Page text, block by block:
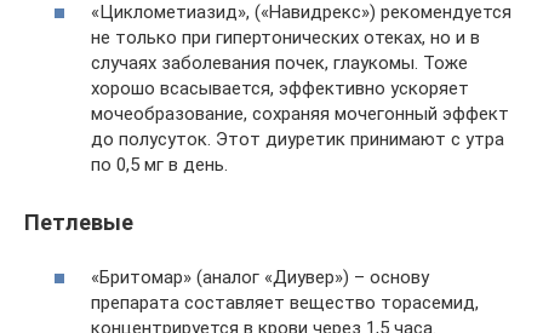
«Циклометиазид», («Навидрекс») рекомендуется
не только при гипертонических отеках, но и в
случаях заболевания почек, глаукомы. Тоже
хорошо всасывается, эффективно ускоряет
мочеобразование, сохраняя мочегонный эффект
до полусуток. Этот диуретик принимают с утра
по 0,5 мг в день.
Петлевые
«Бритомар» (аналог «Диувер») – основу
препарата составляет вещество торасемид,
концентрируется в крови через 1,5 часа.